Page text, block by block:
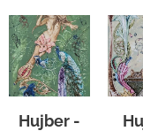
Hujber -